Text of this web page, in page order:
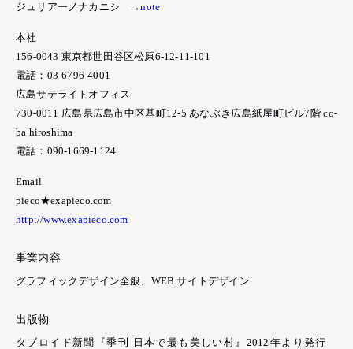
ジュリアーノナカニシ →note
本社
156-0043 東京都世田谷区松原6-12-11-101
電話：03-6796-4001
広島サテライトオフィス
730-0011 広島県広島市中区基町12-5 あなぶき広島紙屋町ビル7階 co-
ba hiroshima
電話：090-1669-1124
Email
pieco★exapieco.com
http://www.exapieco.com
事業内容
グラフィックデザイン全般、WEB サイトデザイン
出版物
タブロイド新聞『季刊 日本で最も美しい村』2012年より発行